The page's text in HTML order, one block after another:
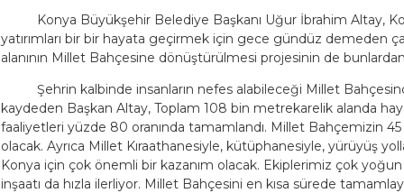
Konya Büyükşehir Belediye Başkanı Uğur İbrahim Altay,
yatırımları bir bir hayata geçirmek için gece gündüz demeden
alanının Millet Bahçesine dönüştürülmesi projesinin de
Şehrin kalbinde insanların nefes alabileceği Millet
kaydeden Başkan Altay, Toplam 108 bin metrekarelik alanda
faaliyetleri yüzde 80 oranında tamamlandı. Millet Bahçemizin
olacak. Ayrıca Millet Kıraathanesiyle, kütüphanesiyle, yürüyüş
Konya için çok önemli bir kazanım olacak. Ekiplerimiz çok yoğun
inşaatı da hızla ilerliyor. Millet Bahçesini en kısa sürede